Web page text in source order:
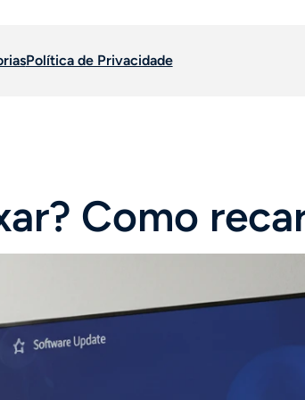
Política de Privacidade
Como